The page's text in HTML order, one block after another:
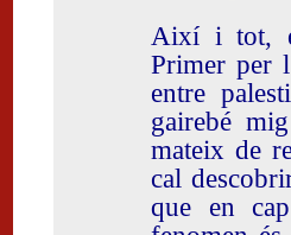
Així i tot,
Primer per
entre
gairebé
mateix de
cal
que en